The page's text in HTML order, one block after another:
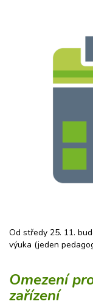
Od středy 25. 11.
výuka (jeden
Omezení
zařízení